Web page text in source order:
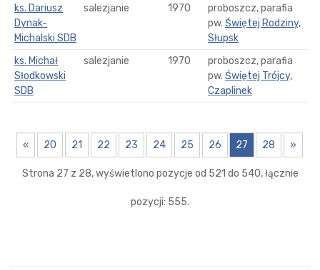
ks. Dariusz
Dynak-
Michalski SDB
salezjanie 1970
proboszcz, parafia
pw. Świętej Rodziny,
Słupsk
ks. Michał
Słodkowski
SDB
salezjanie 1970
proboszcz, parafia
pw. Świętej Trójcy,
Czaplinek
« 20 21 22 23 24 25 26 27 28 »
Strona 27 z 28, wyświetlono pozycje od 521 do 540, łącznie
pozycji: 555.